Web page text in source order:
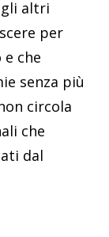
altri
per
che
senza più
circola
che
dal